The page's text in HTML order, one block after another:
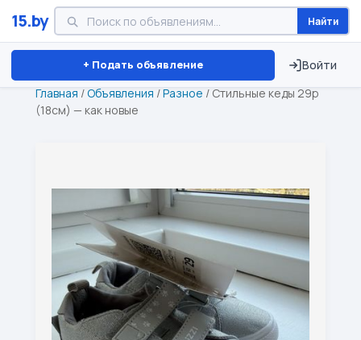
15.by Найти
+ Подать объявление Войти
Минск Витебск Брест ⏱ ТОЛЬКО 15 ДНЕЙ
Главная /Объявления /Разное / Стильные кеды 29р
(18см) — как новые